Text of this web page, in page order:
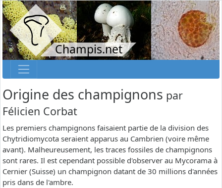
Champis.net
Origine des champignons par
Félicien Corbat
Les premiers champignons faisaient partie de la division des
Chytridiomycota seraient apparus au Cambrien (voire même
avant). Malheureusement, les traces fossiles de champignons
sont rares. Il est cependant possible d'observer au Mycorama à
Cernier (Suisse) un champignon datant de 30 millions d'années
pris dans de l'ambre.